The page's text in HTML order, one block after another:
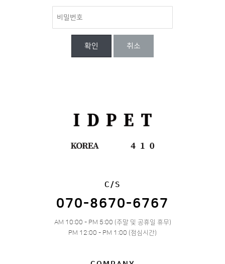
확인 취소
C/S
070-8670-6767
AM 10:00 - PM 5:00 (주말 및 공휴일 휴무)
PM 12:00 - PM 1:00 (점심시간)